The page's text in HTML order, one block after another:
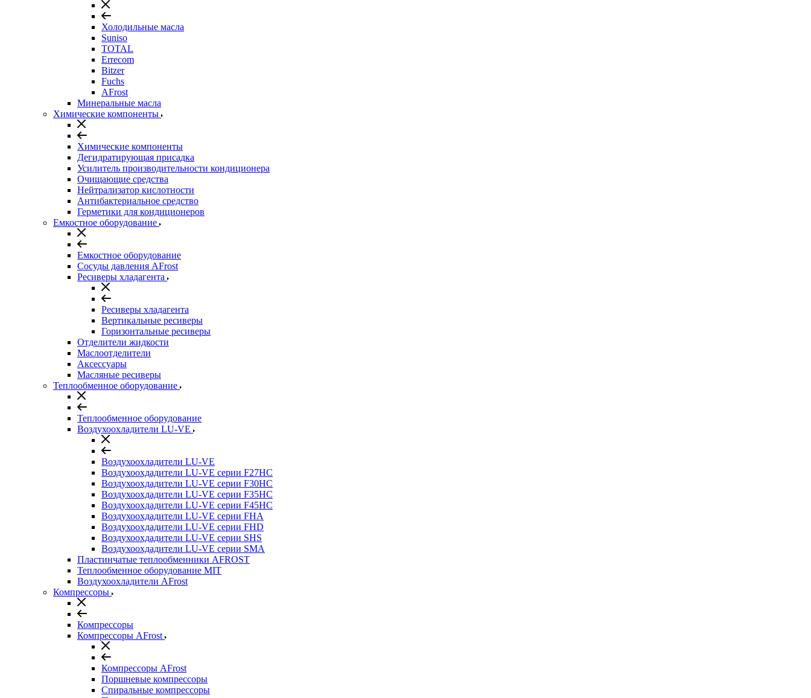
Холодильные масла
Suniso
TOTAL
Errecom
Bitzer
Fuchs
AFrost
Минеральные масла
Химические компоненты
Химические компоненты
Дегидратирующая присадка
Усилитель производительности кондиционера
Очищающие средства
Нейтрализатор кислотности
Антибактериальное средство
Герметики для кондиционеров
Емкостное оборудование
Емкостное оборудование
Сосуды давления AFrost
Ресиверы хладагента
Ресиверы хладагента
Вертикальные ресиверы
Горизонтальные ресиверы
Отделители жидкости
Маслоотделители
Аксессуары
Масляные ресиверы
Теплообменное оборудование
Теплообменное оборудование
Воздухоохладители LU-VE
Воздухоохладители LU-VE
Воздухоохдадители LU-VE серии F27HC
Воздухоохдадители LU-VE серии F30HC
Воздухоохдадители LU-VE серии F35HC
Воздухоохдадители LU-VE серии F45HC
Воздухоохдадители LU-VE серии FHA
Воздухоохдадители LU-VE серии FHD
Воздухоохдадители LU-VE серии SHS
Воздухоохдадители LU-VE серии SMA
Пластинчатые теплообменники AFROST
Теплообменное оборудование MIT
Воздухоохладители AFrost
Компрессоры
Компрессоры
Компрессоры AFrost
Компрессоры AFrost
Поршневые компрессоры
Спиральные компрессоры